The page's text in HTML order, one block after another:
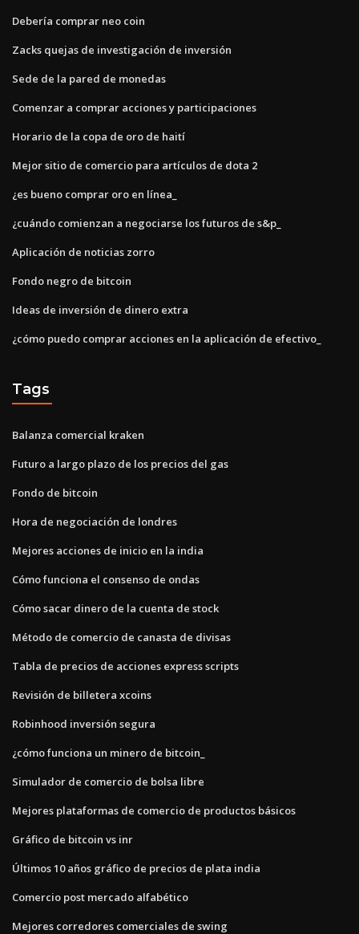
Debería comprar neo coin
Zacks quejas de investigación de inversión
Sede de la pared de monedas
Comenzar a comprar acciones y participaciones
Horario de la copa de oro de haití
Mejor sitio de comercio para artículos de dota 2
¿es bueno comprar oro en línea_
¿cuándo comienzan a negociarse los futuros de s&p_
Aplicación de noticias zorro
Fondo negro de bitcoin
Ideas de inversión de dinero extra
¿cómo puedo comprar acciones en la aplicación de efectivo_
Tags
Balanza comercial kraken
Futuro a largo plazo de los precios del gas
Fondo de bitcoin
Hora de negociación de londres
Mejores acciones de inicio en la india
Cómo funciona el consenso de ondas
Cómo sacar dinero de la cuenta de stock
Método de comercio de canasta de divisas
Tabla de precios de acciones express scripts
Revisión de billetera xcoins
Robinhood inversión segura
¿cómo funciona un minero de bitcoin_
Simulador de comercio de bolsa libre
Mejores plataformas de comercio de productos básicos
Gráfico de bitcoin vs inr
Últimos 10 años gráfico de precios de plata india
Comercio post mercado alfabético
Mejores corredores comerciales de swing